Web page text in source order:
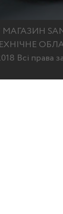
Всі права